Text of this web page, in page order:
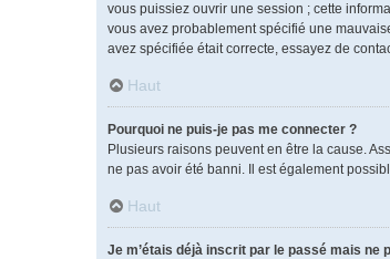
vous puissiez ouvrir une session ; cette
vous avez probablement spécifié une
avez spécifiée était correcte, essayez de
Haut
Pourquoi ne puis-je pas me connecter ?
Plusieurs raisons peuvent en être la cause.
ne pas avoir été banni. Il est également
Haut
Je m’étais déjà inscrit par le passé mais ne